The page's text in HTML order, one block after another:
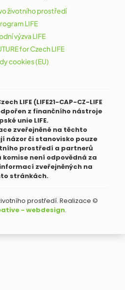
životního prostředí
LIFE
výzva LIFE
for Czech LIFE
cookies (EU)
LIFE (LIFE21-CAP-CZ-LIFE
z finančního nástroje
unie LIFE.
zveřejněné na těchto
názor či stanovisko pouze
prostředí a partnerů
komise není odpovědná za
zveřejněných na
stránkách.
prostředí. Realizace ©
- webdesign.